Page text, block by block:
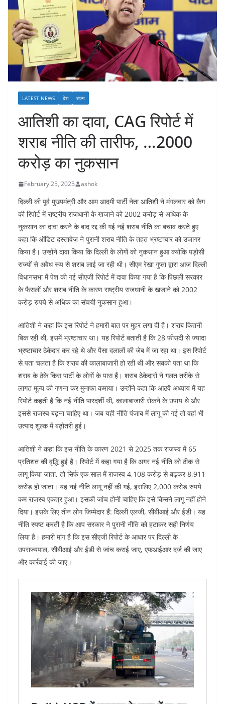
LATEST NEWS देश राज्य
आतिशी का दावा, CAG रिपोर्ट में
शराब नीति की तारीफ, …2000
करोड़ का नुकसान
February 25, 2025 ashok
दिल्ली की पूर्व मुख्यमंत्री और आम आदमी पार्टी नेता आतिशी ने मंगलवार को कैग
की रिपोर्ट में राष्ट्रीय राजधानी के खजाने को 2002 करोड़ से अधिक के
नुकसान का दावा करने के बाद रद्द की गई नई शराब नीति का बचाव करते हुए
कहा कि ऑडिट दस्तावेज़ ने पुरानी शराब नीति के तहत भ्रष्टाचार को उजागर
किया है। उन्होंने दावा किया कि दिल्ली के लोगों को नुकसान हुआ क्योंकि पड़ोसी
राज्यों से अवैध रूप से शराब लाई जा रही थी। सीएम रेखा गुप्ता द्वारा आज दिल्ली
विधानसभा में पेश की गई सीएजी रिपोर्ट में दावा किया गया है कि पिछली सरकार
के फैसलों और शराब नीति के कारण राष्ट्रीय राजधानी के खजाने को 2002
करोड़ रुपये से अधिक का संचयी नुकसान हुआ।
आतिशी ने कहा कि इस रिपोर्ट ने हमारी बात पर मुहर लगा दी है। शराब कितनी
बिक रही थी, इसमें भ्रष्टाचार था। यह रिपोर्ट बताती है कि 28 फीसदी से ज्यादा
भ्रष्टाचार ठेकेदार कर रहे थे और पैसा दलालों की जेब में जा रहा था। इस रिपोर्ट
से पता चलता है कि शराब की कालाबाजारी हो रही थी और सबको पता था कि
शराब के ठेके किस पार्टी के लोगों के पास हैं। शराब ठेकेदारों ने गलत तरीके से
लागत मूल्य की गणना कर मुनाफा कमाया। उन्होंने कहा कि आठवें अध्याय में यह
रिपोर्ट कहती है कि नई नीति पारदर्शी थी, कालाबाजारी रोकने के उपाय थे और
इससे राजस्व बढ़ना चाहिए था। जब यही नीति पंजाब में लागू की गई तो वहां भी
उत्पाद शुल्क में बढ़ोतरी हुई।
आतिशी ने कहा कि इस नीति के कारण 2021 से 2025 तक राजस्व में 65
प्रतिशत की वृद्धि हुई है। रिपोर्ट में कहा गया है कि अगर नई नीति को ठीक से
लागू किया जाता, तो सिर्फ एक साल में राजस्व 4,108 करोड़ से बढ़कर 8,911
करोड़ हो जाता। यह नई नीति लागू नहीं की गई, इसलिए 2,000 करोड़ रुपये
कम राजस्व एकत्र हुआ। इसकी जांच होनी चाहिए कि इसे किसने लागू नहीं होने
दिया। इसके लिए तीन लोग जिम्मेदार हैं: दिल्ली एलजी, सीबीआई और ईडी। यह
नीति स्पष्ट करती है कि आप सरकार ने पुरानी नीति को हटाकर सही निर्णय
लिया है। हमारी मांग है कि इस सीएजी रिपोर्ट के आधार पर दिल्ली के
उपराज्यपाल, सीबीआई और ईडी से जांच कराई जाए, एफआईआर दर्ज की जाए
और कार्रवाई की जाए।